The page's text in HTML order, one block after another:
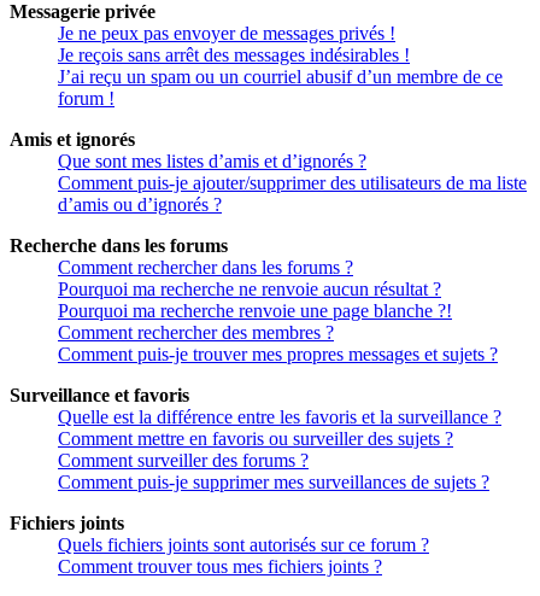
Messagerie privée
Je ne peux pas envoyer de messages privés !
Je reçois sans arrêt des messages indésirables !
J’ai reçu un spam ou un courriel abusif d’un membre de ce
forum !
Amis et ignorés
Que sont mes listes d’amis et d’ignorés ?
Comment puis-je ajouter/supprimer des utilisateurs de ma liste
d’amis ou d’ignorés ?
Recherche dans les forums
Comment rechercher dans les forums ?
Pourquoi ma recherche ne renvoie aucun résultat ?
Pourquoi ma recherche renvoie une page blanche ?!
Comment rechercher des membres ?
Comment puis-je trouver mes propres messages et sujets ?
Surveillance et favoris
Quelle est la différence entre les favoris et la surveillance ?
Comment mettre en favoris ou surveiller des sujets ?
Comment surveiller des forums ?
Comment puis-je supprimer mes surveillances de sujets ?
Fichiers joints
Quels fichiers joints sont autorisés sur ce forum ?
Comment trouver tous mes fichiers joints ?